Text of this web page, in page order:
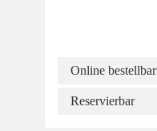
Online bestellbar
Reservierbar